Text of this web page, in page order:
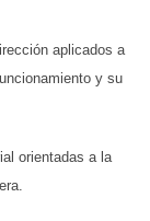
aplicados a
y su
orientadas a la